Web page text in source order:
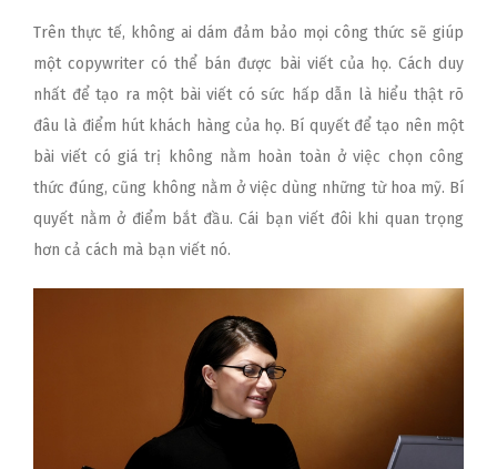
Trên thực tế, không ai dám đảm bảo mọi công thức sẽ giúp
một copywriter có thể bán được bài viết của họ. Cách duy
nhất để tạo ra một bài viết có sức hấp dẫn là hiểu thật rõ
đâu là điểm hút khách hàng của họ. Bí quyết để tạo nên một
bài viết có giá trị không nằm hoàn toàn ở việc chọn công
thức đúng, cũng không nằm ở việc dùng những từ hoa mỹ. Bí
quyết nằm ở điểm bắt đầu. Cái bạn viết đôi khi quan trọng
hơn cả cách mà bạn viết nó.